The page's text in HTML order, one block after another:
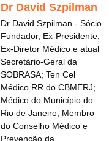
Dr David Szpilman
Dr David Szpilman - Sócio
Fundador, Ex-Presidente,
Ex-Diretor Médico e atual
Secretário-Geral da
SOBRASA; Ten Cel
Médico RR do CBMERJ;
Médico do Município do
Rio de Janeiro; Membro
do Conselho Médico e
Prevenção da